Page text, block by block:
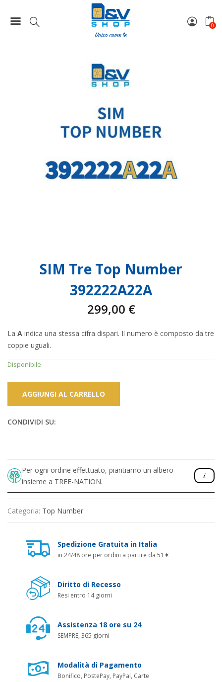
0
SIM Tre Top Number 392222A22A
SIM Tre Top Number
392222A22A
299,00 €
La A indica una stessa cifra dispari. Il numero è composto da tre
coppie uguali.
Disponibile
AGGIUNGI AL CARRELLO
CONDIVIDI SU:
Per ogni ordine effettuato, piantiamo un albero
insieme a TREE-NATION.
Categoria: Top Number
Spedizione Gratuita in Italia
in 24/48 ore per ordini a partire da 51 €
Diritto di Recesso
Resi entro 14 giorni
Assistenza 18 ore su 24
SEMPRE, 365 giorni
Modalità di Pagamento
Bonifico, PostePay, PayPal, Carte